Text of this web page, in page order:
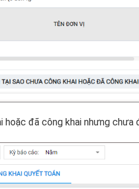
đã công khai nhưng chưa